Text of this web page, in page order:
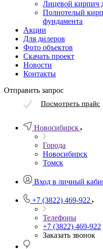
Лицевой кирпич
Полнотелый
фундамента
Акции
Для дилеров
Фото объектов
Скачать проект
Новости
Контакты
Отправить запрос
Посмотреть прайс
Новосибирск
Города
Новосибирск
Томск
Вход в личный
+7 (3822) 469-922
Телефоны
+7 (3822) 469-922
Заказать звонок